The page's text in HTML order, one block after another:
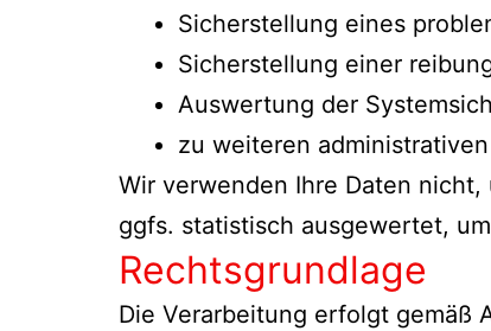
Sicherstellung eines
Sicherstellung einer
Auswertung der
zu weiteren
Wir verwenden Ihre Daten
ggfs. statistisch ausgewertet,
Rechtsgrundlage
Die Verarbeitung erfolgt gemäß